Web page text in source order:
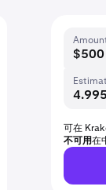
可在
不可用在